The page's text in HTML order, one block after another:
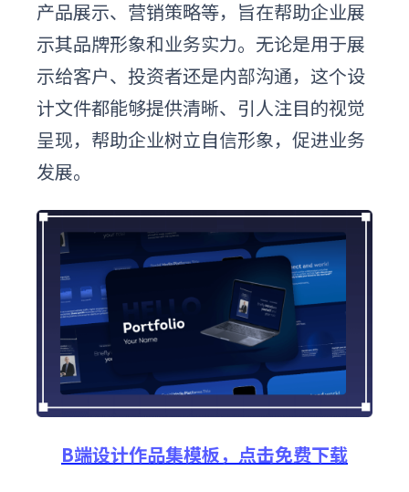
产品展示、营销策略等，旨在帮助企业展
示其品牌形象和业务实力。无论是用于展
示给客户、投资者还是内部沟通，这个设
计文件都能够提供清晰、引人注目的视觉
呈现，帮助企业树立自信形象，促进业务
发展。
B端设计作品集模板，点击免费下载